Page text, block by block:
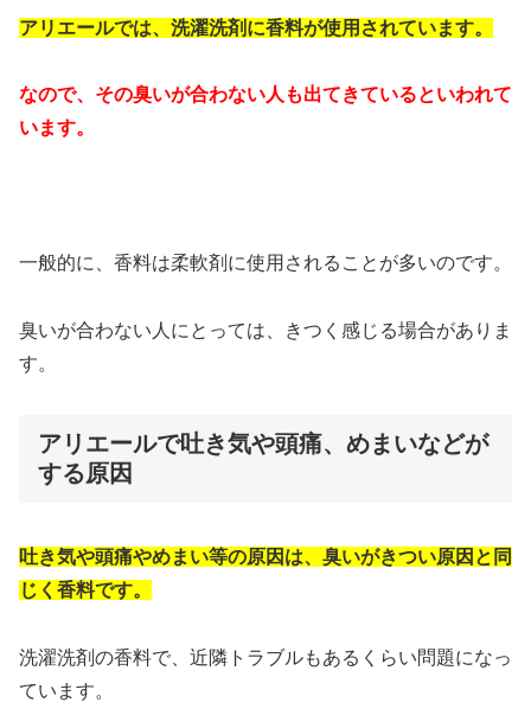
アリエールでは、洗濯洗剤に香料が使用されています。
なので、その臭いが合わない人も出てきているといわれて
います。
一般的に、香料は柔軟剤に使用されることが多いのです。
臭いが合わない人にとっては、きつく感じる場合がありま
す。
アリエールで吐き気や頭痛、めまいなどが
する原因
吐き気や頭痛やめまい等の原因は、臭いがきつい原因と同
じく香料です。
洗濯洗剤の香料で、近隣トラブルもあるくらい問題になっ
ています。